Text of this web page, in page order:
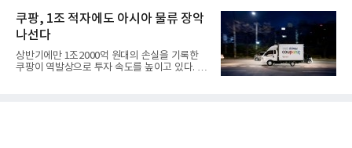
쿠팡, 1조 적자에도 아시아 물류 장악
나선다
상반기에만 1조2000억 원대의 손실을 기록한
쿠팡이 역발상으로 투자 속도를 높이고 있다. 이